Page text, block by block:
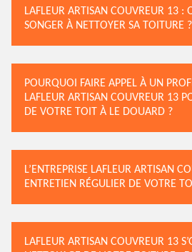
LAFLEUR ARTISAN COUVREUR 13 :
SONGER À NETTOYER SA TOITURE ?
POURQUOI FAIRE APPEL À UN
LAFLEUR ARTISAN COUVREUR 13
DE VOTRE TOIT À LE DOUARD ?
L’ENTREPRISE LAFLEUR ARTISAN
ENTRETIEN RÉGULIER DE VOTRE
LAFLEUR ARTISAN COUVREUR 13